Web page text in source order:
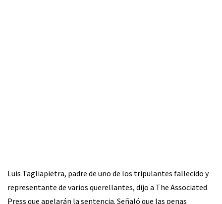
Luis Tagliapietra, padre de uno de los tripulantes fallecido y
representante de varios querellantes, dijo a The Associated
Press que apelarán la sentencia. Señaló que las penas